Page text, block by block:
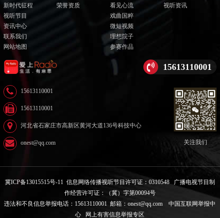
新时代征程
视听节目
资讯中心
联系我们
网站地图
荣誉资质
看见心流
戏曲国粹
微短视频
理想院子
参赛作品
视听资讯
15613110001
15613110001
15613110001
河北省石家庄市高新区黄河大道136号科技中心
onest@qq.com 关注我们
冀ICP备13015515号-11 信息网络传播视听节目许可证：0310548
广播电视节目制
作经营许可证：（冀）字第00094号
违法和不良信息举报电话：15613110001 邮箱：onest@qq.com中国互联网举报中
心
网上有害信息举报专区